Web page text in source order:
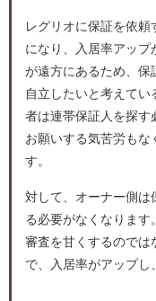
レグリオに保証を依
になり、入居率アップ
が遠方にあるため、保
自立したいと考えて
者は連帯保証人を探す
お願いする気苦労も
す。
対して、オーナー側は
る必要がなくなります。
審査を甘くするのでは
で、入居率がアップし